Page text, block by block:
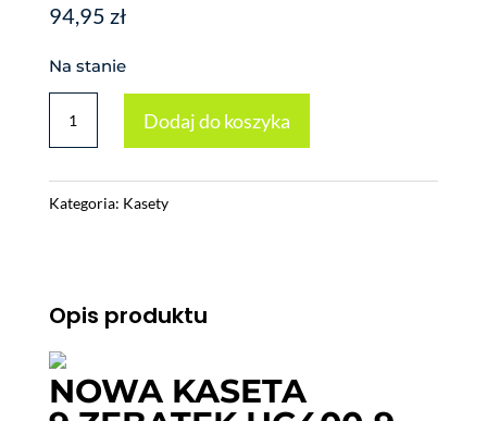
94,95 zł
Na stanie
rz
11-
ALIVIO
/
Dodaj do koszyka
Kategoria: Kasety
Opis produktu
NOWA KASETA